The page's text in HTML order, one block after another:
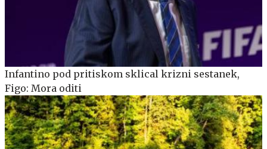
Infantino pod pritiskom sklical krizni sestanek,
Figo: Mora oditi